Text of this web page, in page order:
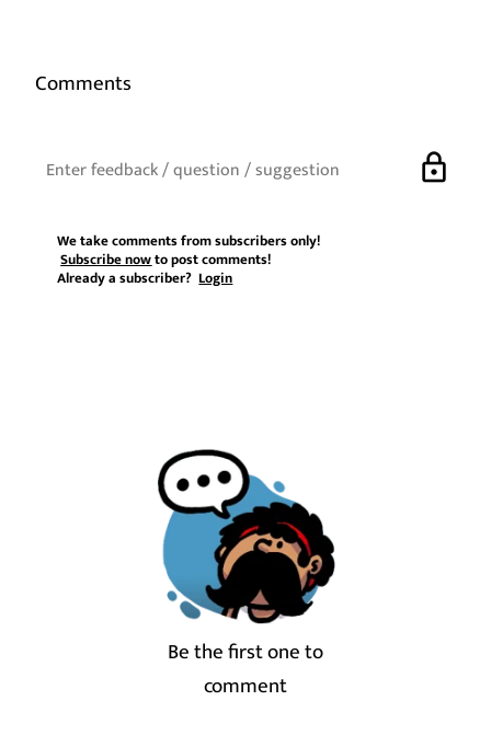
Comments
lock
We take comments from subscribers only!
Subscribe nowto post comments!
Already a subscriber?Login
Be the first one to
comment